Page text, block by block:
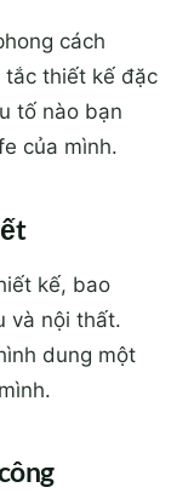
cách
tắc thiết kế đặc
tố nào bạn
của mình.
kế, bao
và nội thất.
dung một